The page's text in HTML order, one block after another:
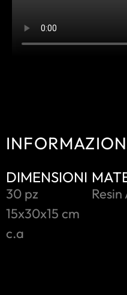
DIMENSIONI
30 pz
15x30x15 cm
c.a